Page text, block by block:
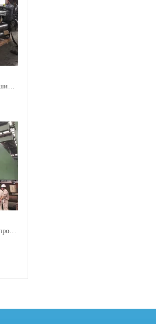
Автоматическая двухвалковая машина для прокатки стальных листов
3-х валковая ручная машина для прокатки стальных листов